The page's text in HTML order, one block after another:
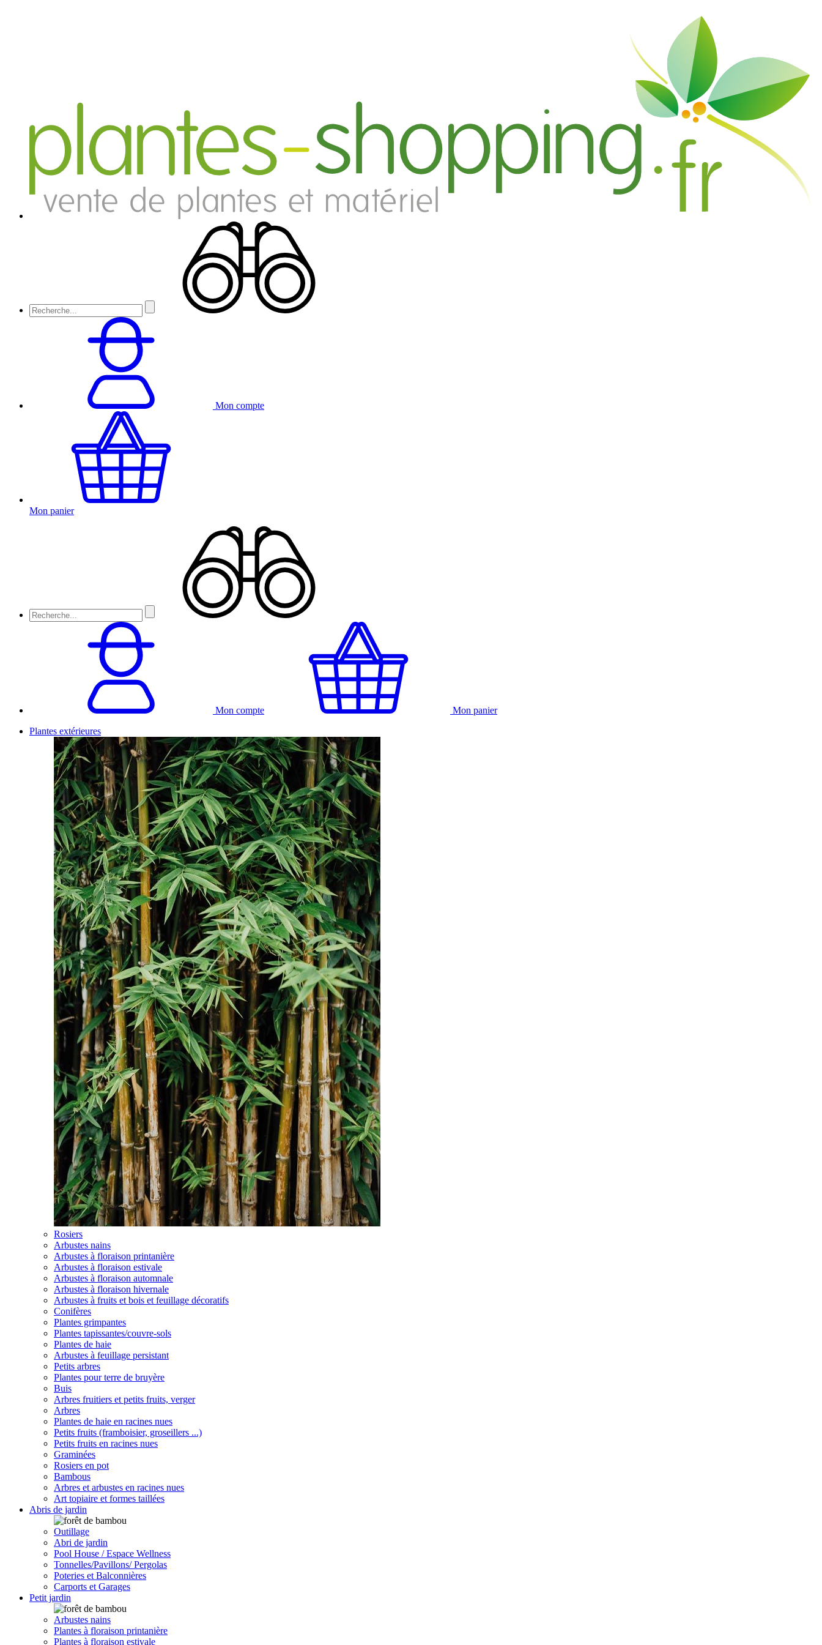
Mon compte
Mon panier
Mon compte
Mon panier
Plantes extérieures
Rosiers
Arbustes nains
Arbustes à floraison printanière
Arbustes à floraison estivale
Arbustes à floraison automnale
Arbustes à floraison hivernale
Arbustes à fruits et bois et feuillage décoratifs
Conifères
Plantes grimpantes
Plantes tapissantes/couvre-sols
Plantes de haie
Arbustes à feuillage persistant
Petits arbres
Plantes pour terre de bruyère
Buis
Arbres fruitiers et petits fruits, verger
Arbres
Plantes de haie en racines nues
Petits fruits (framboisier, groseillers ...)
Petits fruits en racines nues
Graminées
Rosiers en pot
Bambous
Arbres et arbustes en racines nues
Art topiaire et formes taillées
Abris de jardin
Outillage
Abri de jardin
Pool House / Espace Wellness
Tonnelles/Pavillons/ Pergolas
Poteries et Balconnières
Carports et Garages
Petit jardin
Arbustes nains
Plantes à floraison printanière
Plantes à floraison estivale